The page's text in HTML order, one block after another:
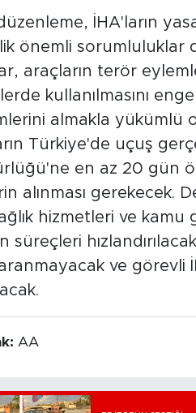
İHA'ların
önemli sorumluluklar
araçların terör
kullanılmasını
almakla yükümlü
Türkiye'de uçuş
en az 20 gün
alınması gerekecek.
hizmetleri ve
süreçleri
ve görevli
AA